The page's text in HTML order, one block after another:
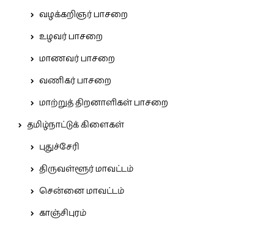
வழக்கறிஞர் பாசறை
உழவர் பாசறை
மாணவர் பாசறை
வணிகர் பாசறை
மாற்றுத் திறனாளிகள் பாசறை
தமிழ்நாட்டுக் கிளைகள்
புதுச்சேரி
திருவள்ளூர் மாவட்டம்
சென்னை மாவட்டம்
காஞ்சிபுரம்